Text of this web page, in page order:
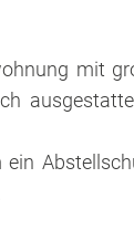
mit